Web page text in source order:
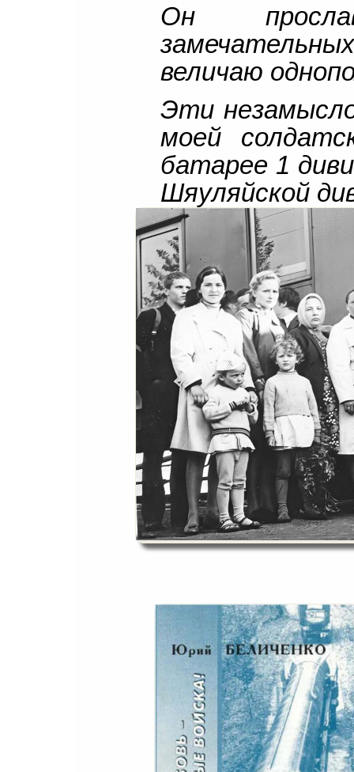
Он
величаю
Эти
моей
батарее 1
Шяуляйской